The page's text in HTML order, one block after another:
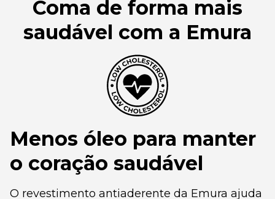
Coma de forma mais
saudável com a Emura
Menos óleo para manter
o coração saudável
O revestimento antiaderente da Emura ajuda